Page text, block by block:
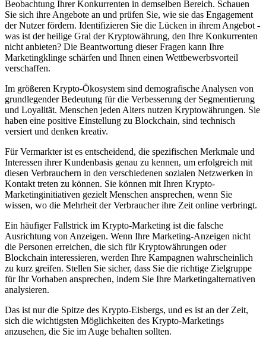
Beobachtung Ihrer Konkurrenten in demselben Bereich. Schauen
Sie sich ihre Angebote an und prüfen Sie, wie sie das Engagement
der Nutzer fördern. Identifizieren Sie die Lücken in ihrem Angebot -
was ist der heilige Gral der Kryptowährung, den Ihre Konkurrenten
nicht anbieten? Die Beantwortung dieser Fragen kann Ihre
Marketingklinge schärfen und Ihnen einen Wettbewerbsvorteil
verschaffen.
Im größeren Krypto-Ökosystem sind demografische Analysen von
grundlegender Bedeutung für die Verbesserung der Segmentierung
und Loyalität. Menschen jeden Alters nutzen Kryptowährungen. Sie
haben eine positive Einstellung zu Blockchain, sind technisch
versiert und denken kreativ.
Für Vermarkter ist es entscheidend, die spezifischen Merkmale und
Interessen ihrer Kundenbasis genau zu kennen, um erfolgreich mit
diesen Verbrauchern in den verschiedenen sozialen Netzwerken in
Kontakt treten zu können. Sie können mit Ihren Krypto-
Marketinginitiativen gezielt Menschen ansprechen, wenn Sie
wissen, wo die Mehrheit der Verbraucher ihre Zeit online verbringt.
Ein häufiger Fallstrick im Krypto-Marketing ist die falsche
Ausrichtung von Anzeigen. Wenn Ihre Marketing-Anzeigen nicht
die Personen erreichen, die sich für Kryptowährungen oder
Blockchain interessieren, werden Ihre Kampagnen wahrscheinlich
zu kurz greifen. Stellen Sie sicher, dass Sie die richtige Zielgruppe
für Ihr Vorhaben ansprechen, indem Sie Ihre Marketingalternativen
analysieren.
Das ist nur die Spitze des Krypto-Eisbergs, und es ist an der Zeit,
sich die wichtigsten Möglichkeiten des Krypto-Marketings
anzusehen, die Sie im Auge behalten sollten.